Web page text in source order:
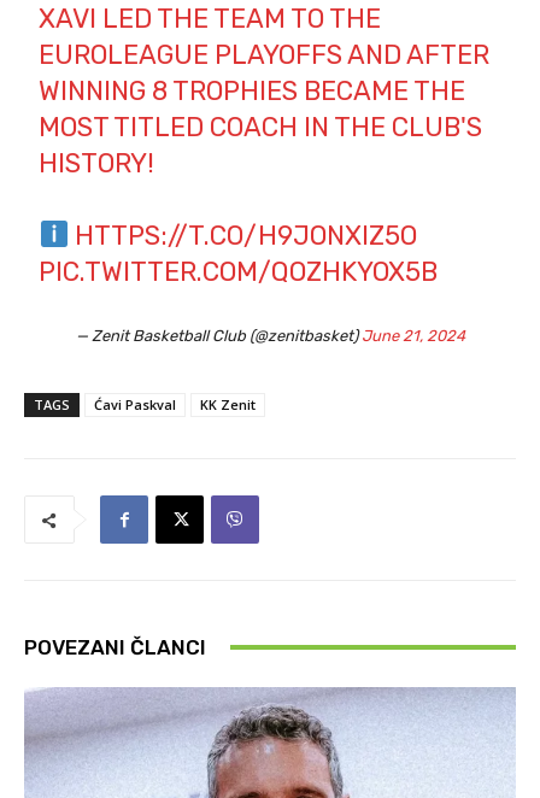
XAVI LED THE TEAM TO THE
EUROLEAGUE PLAYOFFS AND AFTER
WINNING 8 TROPHIES BECAME THE
MOST TITLED COACH IN THE CLUB'S
HISTORY!
HTTPS://T.CO/H9JONXIZ5O
PIC.TWITTER.COM/QOZHKYOX5B
— Zenit Basketball Club (@zenitbasket)June 21, 2024
TAGS Ćavi Paskval KK Zenit
POVEZANI ČLANCI